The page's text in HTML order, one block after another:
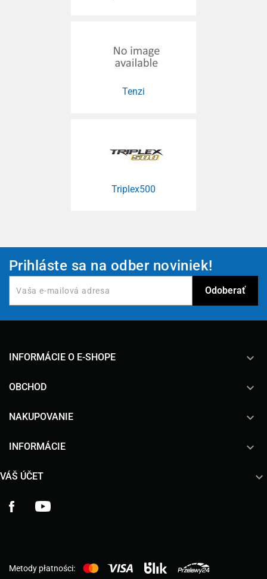
Tenzi
Triplex500
Prihláste sa na odber noviniek!
INFORMÁCIE O E-SHOPE keyboard_arrow_down
OBCHOD 
NAKUPOVANIE 
INFORMÁCIE 
VÁŠ ÚČET 
Facebook
Metody płatności: